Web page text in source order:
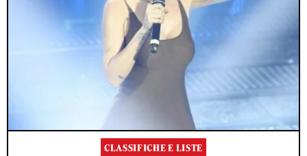
CLASSIFICHE E LISTE